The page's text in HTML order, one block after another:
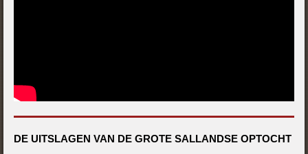
DE UITSLAGEN VAN DE GROTE SALLANDSE OPTOCHT